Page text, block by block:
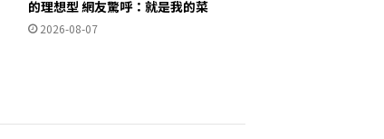
的理想型 網友驚呼：就是我的菜
2026-08-07